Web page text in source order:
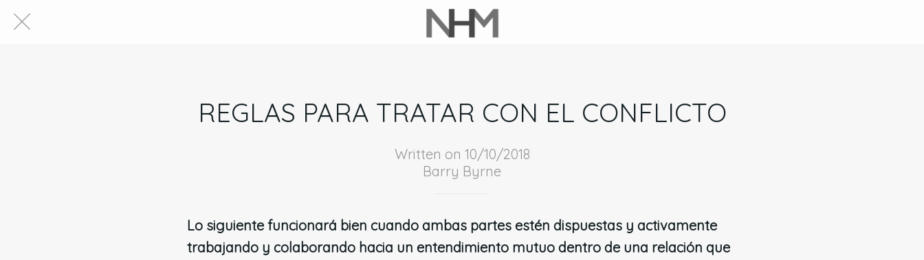
REGLAS PARA TRATAR CON EL CONFLICTO
Written on 10/10/2018
Barry Byrne
Lo siguiente funcionará bien cuando ambas partes estén dispuestas y activamente
trabajando y colaborando hacia un entendimiento mutuo dentro de una relación que